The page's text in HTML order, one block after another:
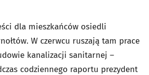
dla mieszkańców osiedli
W czerwcu ruszają tam prace
kanalizacji sanitarnej –
codziennego raportu prezydent